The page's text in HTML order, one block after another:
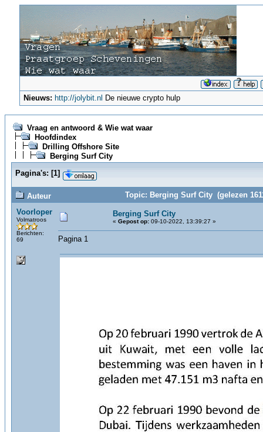
Nieuws: http://jolybit.nl De nieuwe crypto hulp
Vraag en antwoord & Wie wat waar
Hoofdindex
Drilling Offshore Site
Berging Surf City
Pagina's: [1]
Auteur
Topic: Berging Surf City (gelezen
Voorloper
Volmatroos
Berichten:
69
Berging Surf City
« Gepost op: 09-10-2022, 13:39:27 »
Pagina 1